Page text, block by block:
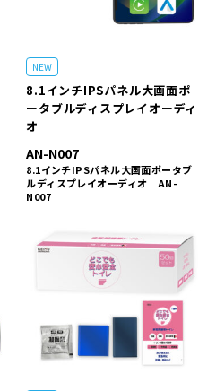
NEW
8.1インチIPSパネル大画面ポ
ータブルディスプレイオーディ
オ
AN-N007
8.1インチIPSパネル大画面ポータブ
ルディスプレイオーディオ AN-
N007